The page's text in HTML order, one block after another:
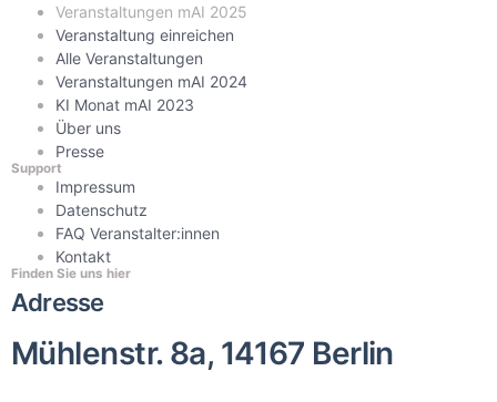
Veranstaltungen mAI 2025
Veranstaltung einreichen
Alle Veranstaltungen
Veranstaltungen mAI 2024
KI Monat mAI 2023
Über uns
Presse
Support
Impressum
Datenschutz
FAQ Veranstalter:innen
Kontakt
Finden Sie uns hier
Adresse
Mühlenstr. 8a, 14167 Berlin